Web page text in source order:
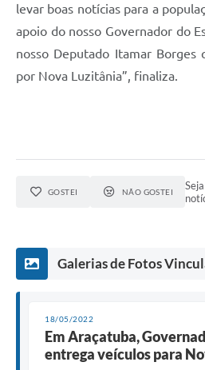
levar boas notícias para a
apoio do nosso Governador do
nosso Deputado Itamar
por Nova Luzitânia”, finaliza.
GOSTEI NÃO GOSTEI
Galerias de Fotos
18/05/2022
Em Araçatuba,
entrega veículos para